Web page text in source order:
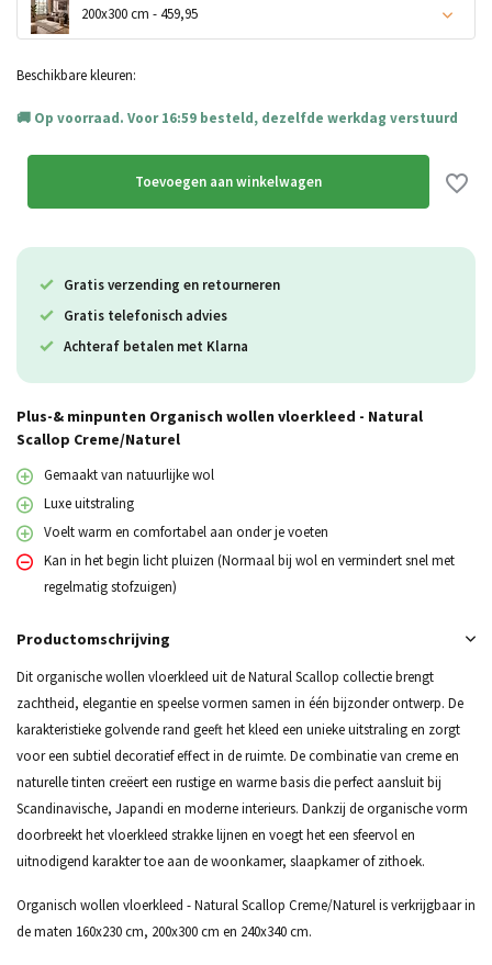
200x300 cm - 459,95
Beschikbare kleuren:
Op voorraad. Voor 16:59 besteld, dezelfde werkdag verstuurd
Toevoegen aan winkelwagen
Gratis verzending en retourneren
Gratis telefonisch advies
Achteraf betalen met Klarna
Plus-& minpunten Organisch wollen vloerkleed - Natural
Scallop Creme/Naturel
Gemaakt van natuurlijke wol
Luxe uitstraling
Voelt warm en comfortabel aan onder je voeten
Kan in het begin licht pluizen (Normaal bij wol en vermindert snel met
regelmatig stofzuigen)
Productomschrijving
Dit organische wollen vloerkleed uit de Natural Scallop collectie brengt
zachtheid, elegantie en speelse vormen samen in één bijzonder ontwerp. De
karakteristieke golvende rand geeft het kleed een unieke uitstraling en zorgt
voor een subtiel decoratief effect in de ruimte. De combinatie van creme en
naturelle tinten creëert een rustige en warme basis die perfect aansluit bij
Scandinavische, Japandi en moderne interieurs. Dankzij de organische vorm
doorbreekt het vloerkleed strakke lijnen en voegt het een sfeervol en
uitnodigend karakter toe aan de woonkamer, slaapkamer of zithoek.
Organisch wollen vloerkleed - Natural Scallop Creme/Naturel is verkrijgbaar in
de maten 160x230 cm, 200x300 cm en 240x340 cm.